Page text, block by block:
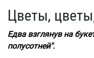
Цветы,
Едва взглянув на
полусотней".